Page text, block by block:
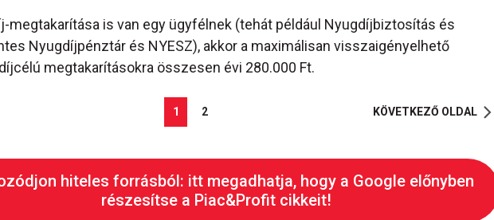
megtakarítása is van egy ügyfélnek (tehát például Nyugdíjbiztosítás és
Nyugdíjpénztár és NYESZ), akkor a maximálisan visszaigényelhető
megtakarításokra összesen évi 280.000 Ft.
1 2 KÖVETKEZŐ OLDAL
hiteles forrásból: itt megadhatja, hogy a Google előnyben
részesítse a Piac&Profit cikkeit!